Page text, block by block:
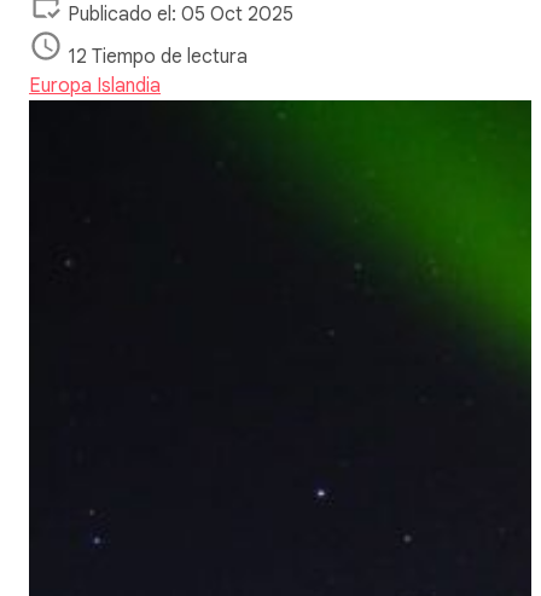
Publicado el: 05 Oct 2025
12 Tiempo de lectura
Europa Islandia